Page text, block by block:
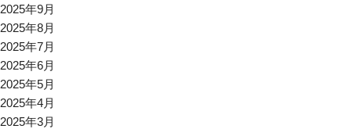
2025年9月
2025年8月
2025年7月
2025年6月
2025年5月
2025年4月
2025年3月